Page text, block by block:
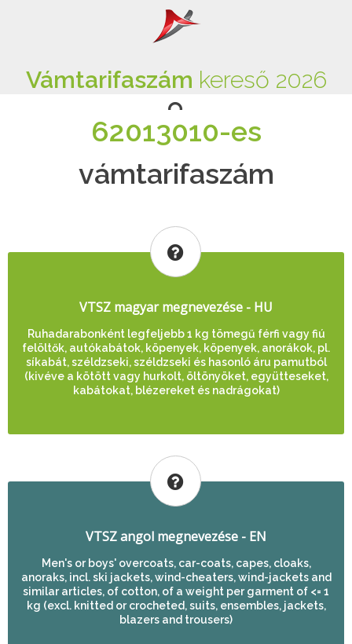
Vámtarifaszám kereső 2026
62013010-es
vámtarifaszám
VTSZ magyar megnevezése - HU
Ruhadarabonként legfeljebb 1 kg tömegű férfi vagy fiú
felöltők, autókabátok, köpenyek, köpenyek, anorákok, pl.
síkabát, széldzseki, széldzseki és hasonló áru pamutból
(kivéve a kötött vagy hurkolt, öltönyöket, együtteseket,
kabátokat, blézereket és nadrágokat)
VTSZ angol megnevezése - EN
Men's or boys' overcoats, car-coats, capes, cloaks,
anoraks, incl. ski jackets, wind-cheaters, wind-jackets and
similar articles, of cotton, of a weight per garment of <= 1
kg (excl. knitted or crocheted, suits, ensembles, jackets,
blazers and trousers)